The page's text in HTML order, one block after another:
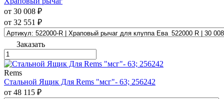
от 30 008 ₽
от 32 551 ₽
Заказать
Rems
Стальной Ящик Для Rems "мсг"- 63; 256242
от 48 115 ₽